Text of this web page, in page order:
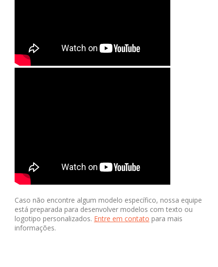
Caso não encontre algum modelo específico, nossa equipe
está preparada para desenvolver modelos com texto ou
logotipo personalizados. Entre em contato para mais
informações.